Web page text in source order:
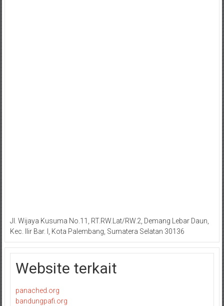
Jl. Wijaya Kusuma No.11, RT.RW.Lat/RW.2, Demang Lebar Daun,
Kec. Ilir Bar. I, Kota Palembang, Sumatera Selatan 30136
Website terkait
panached.org
bandungpafi.org